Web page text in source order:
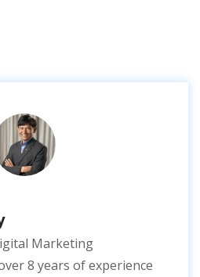
Marketing
8 years of experience